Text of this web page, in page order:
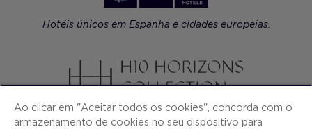
Hotéis únicos em Espanha e cidades europeias.
Hotéis premium à beira-mar em Espanha.
Ao clicar em "Aceitar todos os cookies", concorda com o
armazenamento de cookies no seu dispositivo para